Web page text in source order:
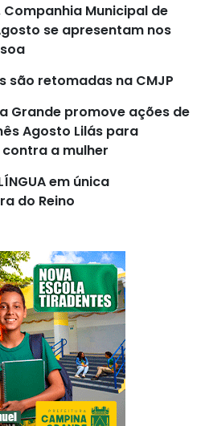
Companhia Municipal de
se apresentam nos
são retomadas na CMJP
Grande promove ações de
Agosto Lilás para
a mulher
em única
do Reino